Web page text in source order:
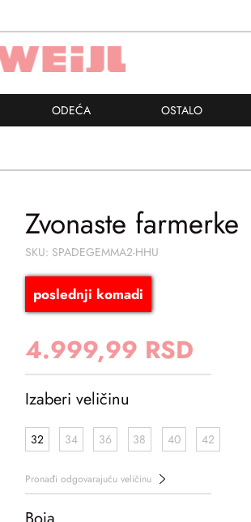
ODEĆA OSTALO
Zvonaste farmerke
SKU: SPADEGEMMA2-HHU
poslednji komadi
4.999,99 RSD
Izaberi veličinu
32 34 36 38 40 42
Pronađi odgovarajuću veličinu